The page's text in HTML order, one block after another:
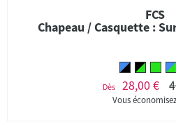
FCS
Chapeau / Casquette :
Dès 28,00 €
Vous